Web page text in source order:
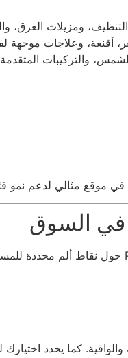
ومزيلات العرق،
أقنعة، وعلاجات موجهة
والتركيبات
كما يحدد اختيارك